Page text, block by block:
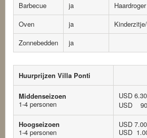
Barbecue
ja Haardroger
Oven
ja
Zonnebedden
ja
Huurprijzen Villa Ponti
Middenseizoen
1-4 personen
USD
USD
Hoogseizoen
1-4 personen
USD
USD